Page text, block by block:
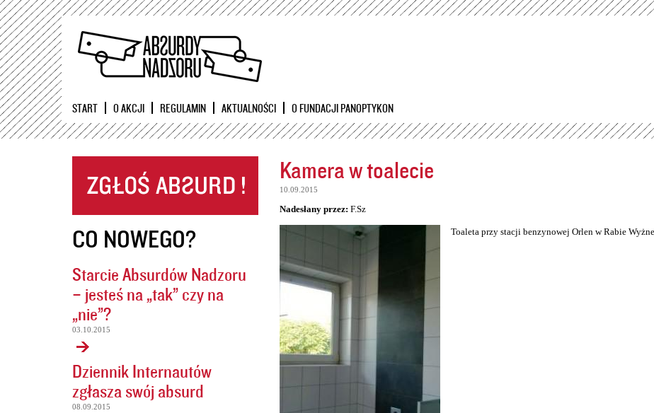
Przejdź
START O AKCJI REGULAMIN AKTUALNOŚCI O FUNDACJI PANOPTYKON
CO NOWEGO?
Starcie Absurdów Nadzoru
– jesteś na „tak” czy na
„nie”?
03.10.2015
Dziennik Internautów
zgłasza swój absurd
08.09.2015
Kamera w toalecie
10.09.2015
Nadesłany przez: F.Sz
Toaleta przy stacji benzynowej Orlen w Rabie